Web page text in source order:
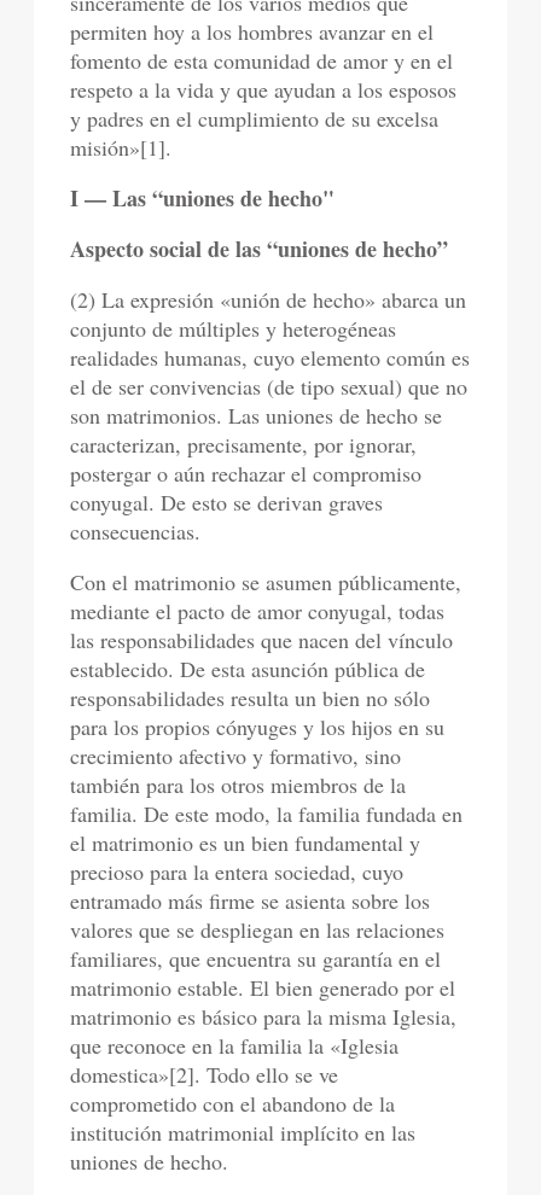
permiten hoy a los hombres avanzar en el
fomento de esta comunidad de amor y en el
respeto a la vida y que ayudan a los esposos
y padres en el cumplimiento de su excelsa
misión»[1].
I — Las “uniones de hecho"
Aspecto social de las “uniones de hecho”
(2) La expresión «unión de hecho» abarca un
conjunto de múltiples y heterogéneas
realidades humanas, cuyo elemento común es
el de ser convivencias (de tipo sexual) que no
son matrimonios. Las uniones de hecho se
caracterizan, precisamente, por ignorar,
postergar o aún rechazar el compromiso
conyugal. De esto se derivan graves
consecuencias.
Con el matrimonio se asumen públicamente,
mediante el pacto de amor conyugal, todas
las responsabilidades que nacen del vínculo
establecido. De esta asunción pública de
responsabilidades resulta un bien no sólo
para los propios cónyuges y los hijos en su
crecimiento afectivo y formativo, sino
también para los otros miembros de la
familia. De este modo, la familia fundada en
el matrimonio es un bien fundamental y
precioso para la entera sociedad, cuyo
entramado más firme se asienta sobre los
valores que se despliegan en las relaciones
familiares, que encuentra su garantía en el
matrimonio estable. El bien generado por el
matrimonio es básico para la misma Iglesia,
que reconoce en la familia la «Iglesia
domestica»[2]. Todo ello se ve
comprometido con el abandono de la
institución matrimonial implícito en las
uniones de hecho.